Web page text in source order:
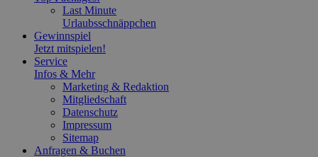
Last Minute
Urlaubsschnäppchen
Gewinnspiel
Jetzt mitspielen!
Service
Infos & Mehr
Marketing & Redaktion
Mitgliedschaft
Datenschutz
Impressum
Sitemap
Anfragen & Buchen